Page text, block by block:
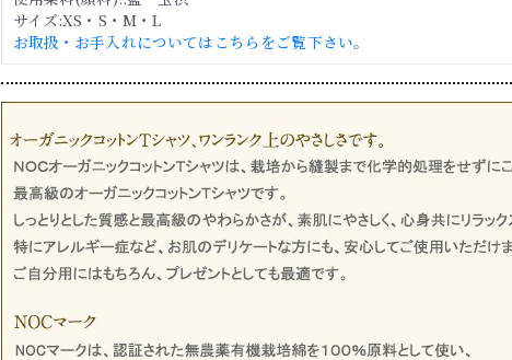
サイズ:XS・S・M・L
お取扱・お手入れについてはこちらをご覧下さい。